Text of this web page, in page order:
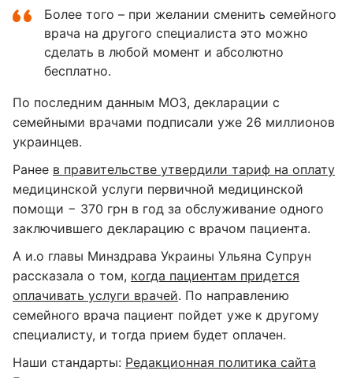
Более того – при желании сменить семейного
врача на другого специалиста это можно
сделать в любой момент и абсолютно
бесплатно.
По последним данным МОЗ, декларации с
семейными врачами подписали уже 26 миллионов
украинцев.
Ранее в правительстве утвердили тариф на оплату
медицинской услуги первичной медицинской
помощи − 370 грн в год за обслуживание одного
заключившего декларацию с врачом пациента.
А и.о главы Минздрава Украины Ульяна Супрун
рассказала о том, когда пациентам придется
оплачивать услуги врачей. По направлению
семейного врача пациент пойдет уже к другому
специалисту, и тогда прием будет оплачен.
Наши стандарты: Редакционная политика сайта